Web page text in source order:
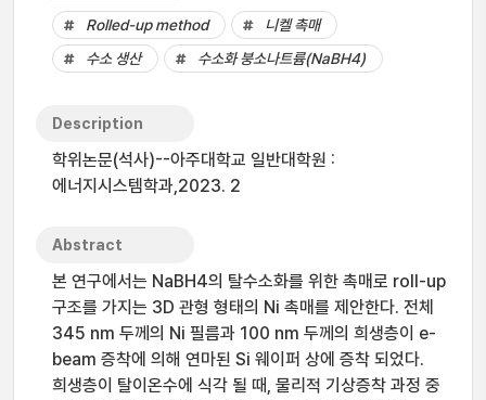
Rolled-up method
니켈 촉매
수소 생산
수소화 붕소나트륨(NaBH4)
Description
학위논문(석사)--아주대학교 일반대학원 :
에너지시스템학과,2023. 2
Abstract
본 연구에서는 NaBH4의 탈수소화를 위한 촉매로 roll-up
구조를 가지는 3D 관형 형태의 Ni 촉매를 제안한다. 전체
345 nm 두께의 Ni 필름과 100 nm 두께의 희생층이 e-
beam 증착에 의해 연마된 Si 웨이퍼 상에 증착 되었다.
희생층이 탈이온수에 식각 될 때, 물리적 기상증착 과정 중